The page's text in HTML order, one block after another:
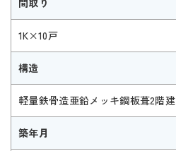
間取り
1K×10戸
構造
軽量鉄骨造亜鉛メッキ鋼板葺2階建
築年月